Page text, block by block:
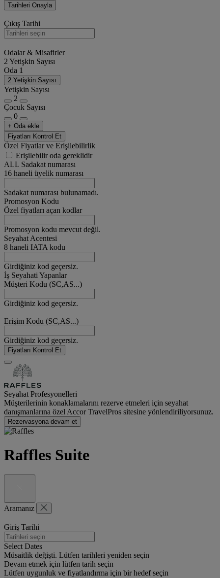
Tarihleri Onayla
Çıkış Tarihi
Odalar & Misafirler
2 Yetişkin Sayısı
Oda 1
2 Yetişkin Sayısı
Yetişkin Sayısı
2
Çocuk Sayısı
0
+ Oda ekle
Fiyatları Kontrol Et
Özel Fiyatlar ve Erişilebilirlik
Erişilebilir oda gereklidir
ALL Sadakat numarası
16 haneli üyelik numarası
Sadakat numarası bulunamadı.
Promosyon Kodu
Özel fiyatları açan kodlar
Promosyon kodu mevcut değil.
Seyahat Acentesi
8 haneli IATA kodu
Girdiğiniz kod geçersiz.
İş Seyahati Yapanlar
Müşteri Kodu (SC,AS...)
Girdiğiniz kod geçersiz.
Erişim Kodu (SC,AS...)
Girdiğiniz kod geçersiz.
Fiyatları Kontrol Et
Seyahat Profesyonelleri
Müşterilerinin konaklamalarını rezerve etmeleri için seyahat
danışmanlarına özel Accor TravelPros sitesine yönlendiriliyorsunuz.
Rezervasyona devam et
Raffles Suite
Aramanız
Giriş Tarihi
Select Dates
Müsaitlik değişti. Lütfen tarihleri yeniden seçin
Devam etmek için lütfen tarih seçin
Lütfen uygunluk ve fiyatlandırma için bir hedef seçin